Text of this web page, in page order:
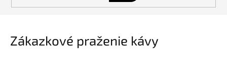
Zákazkové praženie kávy